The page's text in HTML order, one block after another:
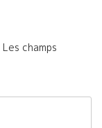
Les champs